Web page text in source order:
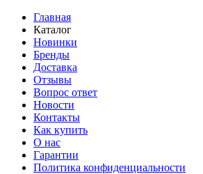
Главная
Каталог
Новинки
Бренды
Доставка
Отзывы
Вопрос ответ
Новости
Контакты
Как купить
О нас
Гарантии
Политика конфиденциальности